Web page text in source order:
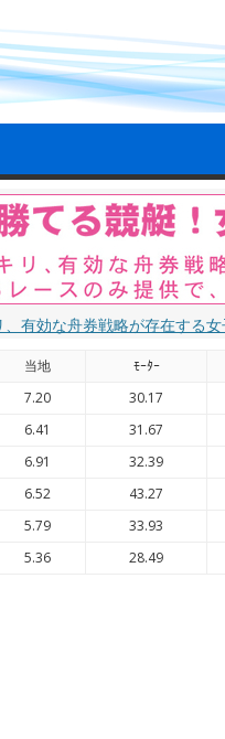
有効な舟券戦略が存在する
当地 ﾓｰﾀｰ
7.20 30.17
6.41 31.67
6.91 32.39
6.52 43.27
5.79 33.93
5.36 28.49